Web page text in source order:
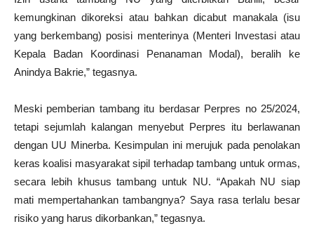
kemungkinan dikoreksi atau bahkan dicabut manakala (isu
yang berkembang) posisi menterinya (Menteri Investasi atau
Kepala Badan Koordinasi Penanaman Modal), beralih ke
Anindya Bakrie,” tegasnya.
Meski pemberian tambang itu berdasar Perpres no 25/2024,
tetapi sejumlah kalangan menyebut Perpres itu berlawanan
dengan UU Minerba. Kesimpulan ini merujuk pada penolakan
keras koalisi masyarakat sipil terhadap tambang untuk ormas,
secara lebih khusus tambang untuk NU. “Apakah NU siap
mati mempertahankan tambangnya? Saya rasa terlalu besar
risiko yang harus dikorbankan,” tegasnya.